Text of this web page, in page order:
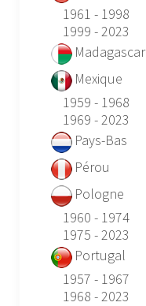
1961 - 1998
1999 - 2023
Madagascar
Mexique
1959 - 1968
1969 - 2023
Pays-Bas
Pérou
Pologne
1960 - 1974
1975 - 2023
Portugal
1957 - 1967
1968 - 2023